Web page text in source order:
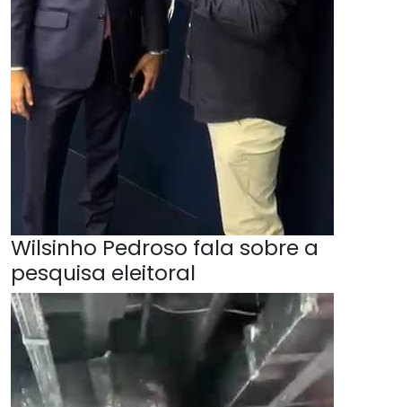
Wilsinho Pedroso fala sobre a
pesquisa eleitoral